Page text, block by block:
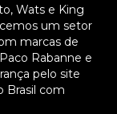
Wats e King
um setor
marcas de
Rabanne e
pelo site
Brasil com